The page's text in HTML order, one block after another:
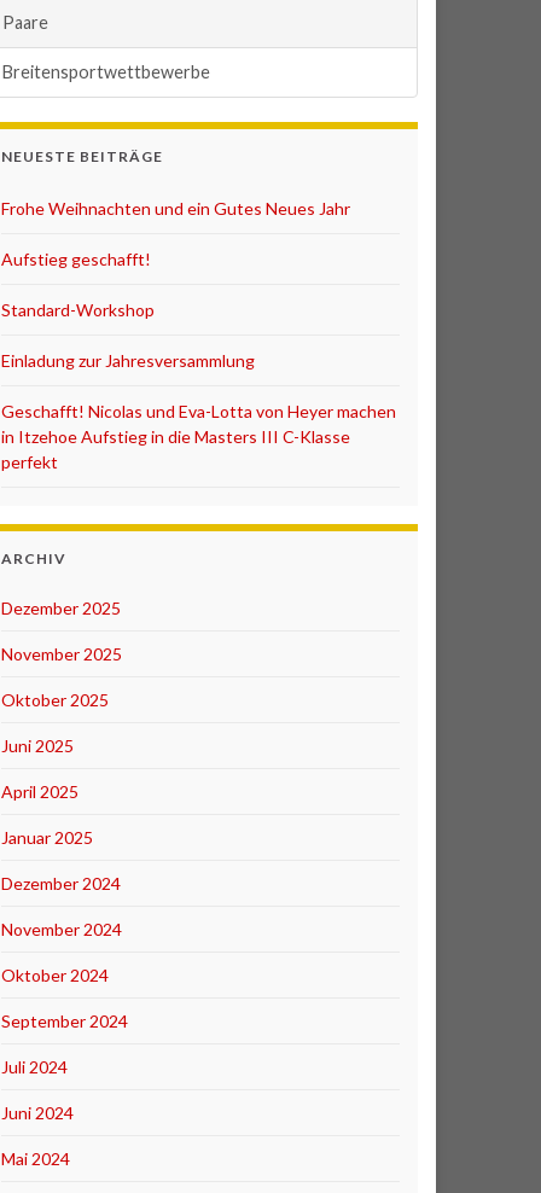
Paare
Breitensportwettbewerbe
NEUESTE BEITRÄGE
Frohe Weihnachten und ein Gutes Neues Jahr
Aufstieg geschafft!
Standard-Workshop
Einladung zur Jahresversammlung
Geschafft! Nicolas und Eva-Lotta von Heyer machen
in Itzehoe Aufstieg in die Masters III C-Klasse
perfekt
ARCHIV
Dezember 2025
November 2025
Oktober 2025
Juni 2025
April 2025
Januar 2025
Dezember 2024
November 2024
Oktober 2024
September 2024
Juli 2024
Juni 2024
Mai 2024